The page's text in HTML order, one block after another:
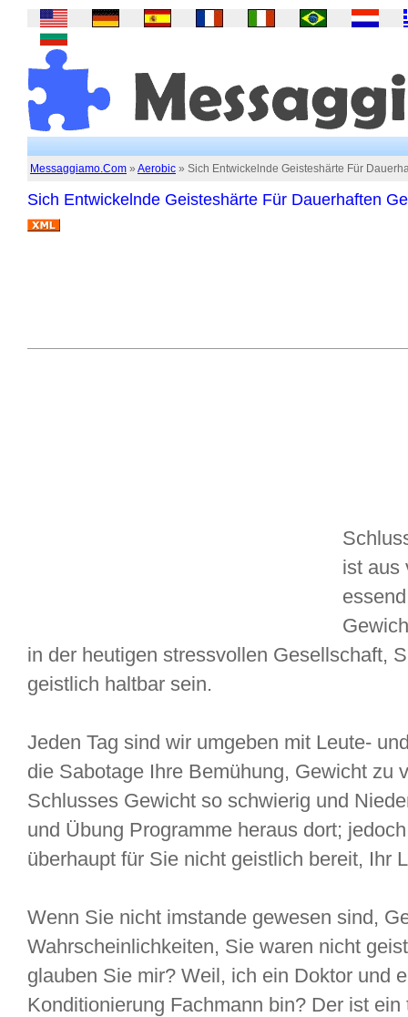
Messaggiamo.Com » Aerobic » Sich Entwickelnde Geisteshärte Für
Sich Entwickelnde Geisteshärte Für Dauerhaften
ist aus
in der heutigen stressvollen Gesellschaft,
geistlich haltbar sein.
Jeden Tag sind wir umgeben mit Leute-
die Sabotage Ihre Bemühung, Gewicht zu
Schlusses Gewicht so schwierig und
und Übung Programme heraus dort;
überhaupt für Sie nicht geistlich bereit, Ihr
Wenn Sie nicht imstande gewesen sind,
Wahrscheinlichkeiten, Sie waren nicht
glauben Sie mir? Weil, ich ein Doktor und
Konditionierung Fachmann bin? Der ist